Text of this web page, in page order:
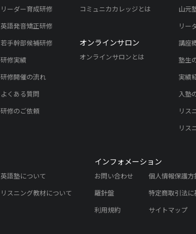
リーダー育成研修
英語発音矯正研修
若手幹部候補研修
研修実績
研修開催の流れ
よくある質問
研修のご依頼
コミュニカカレッジとは
オンラインサロン
オンラインサロンとは
山元
リー
講座
塾生
実績
入塾
リス
リス
英語塾について
リスニング教材について
インフォメーション
お問い合わせ
羅針盤
利用規約
個人情報保護方
特定商取引法
サイトマップ